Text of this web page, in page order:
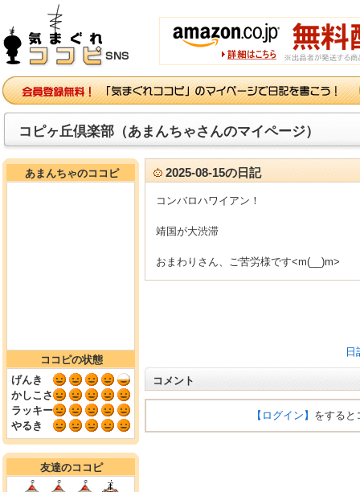
コピヶ丘倶楽部（あまんちゃさんのマイページ）
あまんちゃのココピ
ココピの状態
げんき
かしこさ
ラッキー
やるき
友達のココピ
2025-08-15の日記
コンバロハワイアン！
靖国が大渋滞
おまわりさん、ご苦労様です<m(__)m>
日
コメント
【ログイン】 をすると